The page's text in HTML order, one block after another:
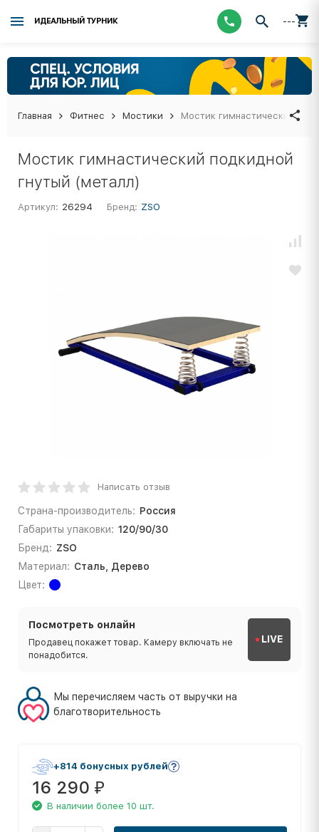
ИДЕАЛЬНЫЙ ТУРНИК ---
Главная Фитнес Мостики Мостик гимнастический
Мостик гимнастический подкидной
гнутый (металл)
Артикул: 26294 Бренд: ZSO
Написать отзыв
Страна-производитель: Россия
Габариты упаковки: 120/90/30
Бренд: ZSO
Материал: Сталь, Дерево
Цвет:
Посмотреть онлайн
Продавец покажет товар. Камеру включать не
понадобится.
LIVE
Мы перечисляем часть от выручки на
благотворительность
+814 бонусных рублей
16 290 ₽
В наличии более 10 шт.